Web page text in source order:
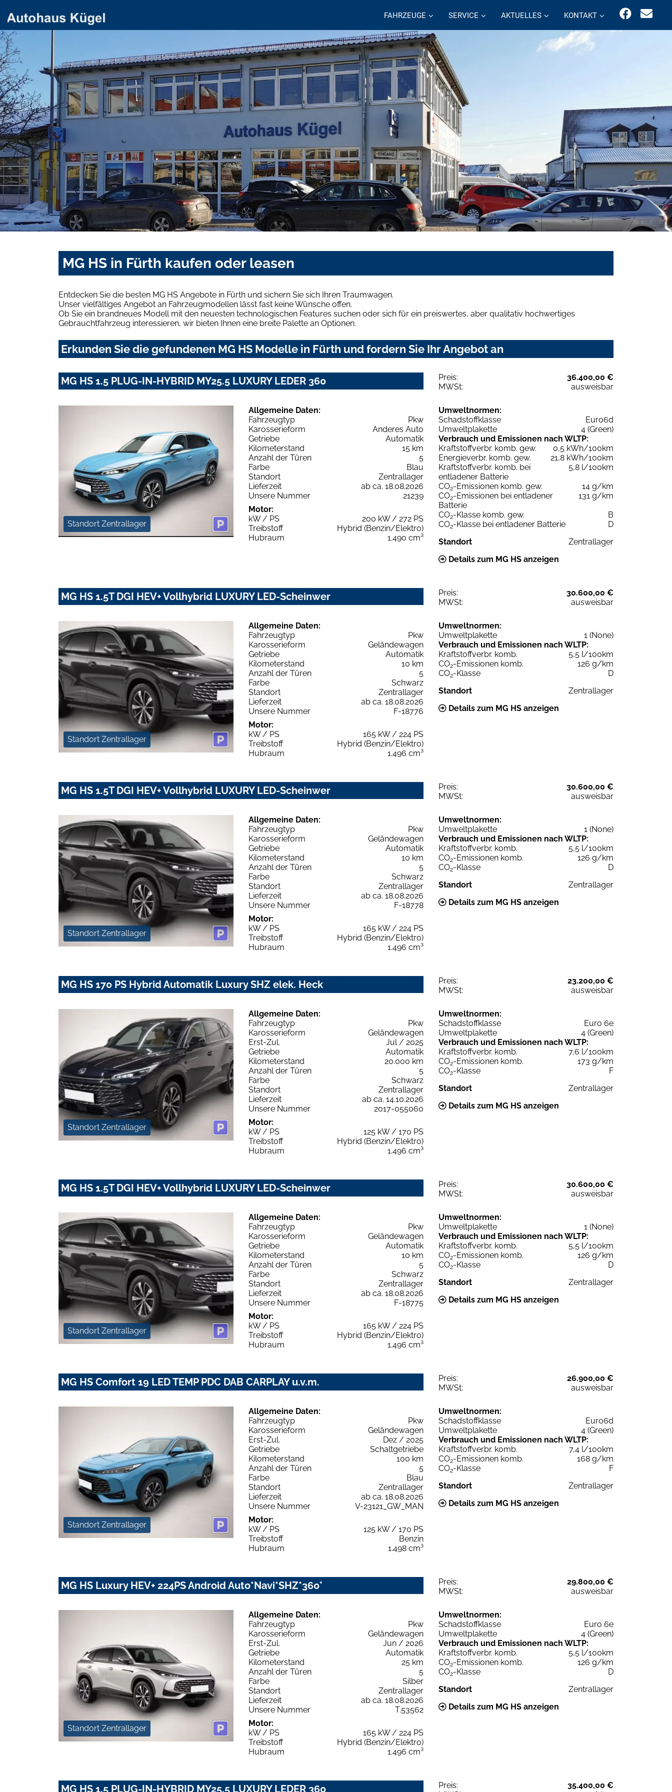
FAHRZEUGE SERVICE AKTUELLES KONTAKT
MG HS in Fürth kaufen oder leasen
Entdecken Sie die besten MG HS Angebote in Fürth und sichern Sie sich Ihren Traumwagen.
Unser vielfältiges Angebot an Fahrzeugmodellen lässt fast keine Wünsche offen.
Ob Sie ein brandneues Modell mit den neuesten technologischen Features suchen oder sich für ein preiswertes, aber qualitativ hochwertiges
Gebrauchtfahrzeug interessieren, wir bieten Ihnen eine breite Palette an Optionen.
Erkunden Sie die gefundenen MG HS Modelle in Fürth und fordern Sie Ihr Angebot an
MG HS 1.5 PLUG-IN-HYBRID MY25.5 LUXURY LEDER 360 Preis:
36.400,00 €
MWSt:
ausweisbar
Standort Zentrallager
Allgemeine Daten:
Fahrzeugtyp
Pkw
Karosserieform
Anderes Auto
Getriebe
Automatik
Kilometerstand
15 km
Anzahl der Türen
5
Farbe
Blau
Standort
Zentrallager
Lieferzeit
ab ca. 18.08.2026
Unsere Nummer
21239
Motor:
kW / PS
200 kW / 272 PS
Treibstoff
Hybrid (Benzin/Elektro)
Hubraum
1.490 cm³
Umweltnormen:
Schadstoffklasse
Euro6d
Umweltplakette
4 (Green)
Verbrauch und Emissionen nach WLTP:
Kraftstoffverbr. komb. gew.
0,5 kWh/100km
Energieverbr. komb. gew.
21,8 kWh/100km
Kraftstoffverbr. komb. bei
entladener Batterie
5,8 l/100km
CO2-Emissionen komb. gew.
14 g/km
CO2-Emissionen bei entladener
Batterie
131 g/km
CO2-Klasse komb. gew.
B
CO2-Klasse bei entladener Batterie
D
Standort
Zentrallager
Details zum MG HS anzeigen
MG HS 1.5T DGI HEV+ Vollhybrid LUXURY LED-Scheinwer Preis:
30.600,00 €
MWSt:
ausweisbar
Standort Zentrallager
Allgemeine Daten:
Fahrzeugtyp
Pkw
Karosserieform
Geländewagen
Getriebe
Automatik
Kilometerstand
10 km
Anzahl der Türen
5
Farbe
Schwarz
Standort
Zentrallager
Lieferzeit
ab ca. 18.08.2026
Unsere Nummer
F-18776
Motor:
kW / PS
165 kW / 224 PS
Treibstoff
Hybrid (Benzin/Elektro)
Hubraum
1.496 cm³
Umweltnormen:
Umweltplakette
1 (None)
Verbrauch und Emissionen nach WLTP:
Kraftstoffverbr. komb.
5,5 l/100km
CO2-Emissionen komb.
126 g/km
CO2-Klasse
D
Standort
Zentrallager
Details zum MG HS anzeigen
MG HS 1.5T DGI HEV+ Vollhybrid LUXURY LED-Scheinwer Preis:
30.600,00 €
MWSt:
ausweisbar
Standort Zentrallager
Allgemeine Daten:
Fahrzeugtyp
Pkw
Karosserieform
Geländewagen
Getriebe
Automatik
Kilometerstand
10 km
Anzahl der Türen
5
Farbe
Schwarz
Standort
Zentrallager
Lieferzeit
ab ca. 18.08.2026
Unsere Nummer
F-18778
Motor:
kW / PS
165 kW / 224 PS
Treibstoff
Hybrid (Benzin/Elektro)
Hubraum
1.496 cm³
Umweltnormen:
Umweltplakette
1 (None)
Verbrauch und Emissionen nach WLTP:
Kraftstoffverbr. komb.
5,5 l/100km
CO2-Emissionen komb.
126 g/km
CO2-Klasse
D
Standort
Zentrallager
Details zum MG HS anzeigen
MG HS 170 PS Hybrid Automatik Luxury SHZ elek. Heck Preis:
23.200,00 €
MWSt:
ausweisbar
Standort Zentrallager
Allgemeine Daten:
Fahrzeugtyp
Pkw
Karosserieform
Geländewagen
Erst-Zul.
Jul / 2025
Getriebe
Automatik
Kilometerstand
20.000 km
Anzahl der Türen
5
Farbe
Schwarz
Standort
Zentrallager
Lieferzeit
ab ca. 14.10.2026
Unsere Nummer
2017-055060
Motor:
kW / PS
125 kW / 170 PS
Treibstoff
Hybrid (Benzin/Elektro)
Hubraum
1.496 cm³
Umweltnormen:
Schadstoffklasse
Euro 6e
Umweltplakette
4 (Green)
Verbrauch und Emissionen nach WLTP:
Kraftstoffverbr. komb.
7,6 l/100km
CO2-Emissionen komb.
173 g/km
CO2-Klasse
F
Standort
Zentrallager
Details zum MG HS anzeigen
MG HS 1.5T DGI HEV+ Vollhybrid LUXURY LED-Scheinwer Preis:
30.600,00 €
MWSt:
ausweisbar
Standort Zentrallager
Allgemeine Daten:
Fahrzeugtyp
Pkw
Karosserieform
Geländewagen
Getriebe
Automatik
Kilometerstand
10 km
Anzahl der Türen
5
Farbe
Schwarz
Standort
Zentrallager
Lieferzeit
ab ca. 18.08.2026
Unsere Nummer
F-18775
Motor:
kW / PS
165 kW / 224 PS
Treibstoff
Hybrid (Benzin/Elektro)
Hubraum
1.496 cm³
Umweltnormen:
Umweltplakette
1 (None)
Verbrauch und Emissionen nach WLTP:
Kraftstoffverbr. komb.
5,5 l/100km
CO2-Emissionen komb.
126 g/km
CO2-Klasse
D
Standort
Zentrallager
Details zum MG HS anzeigen
MG HS Comfort 19 LED TEMP PDC DAB CARPLAY u.v.m. Preis:
26.900,00 €
MWSt:
ausweisbar
Standort Zentrallager
Allgemeine Daten:
Fahrzeugtyp
Pkw
Karosserieform
Geländewagen
Erst-Zul.
Dez / 2025
Getriebe
Schaltgetriebe
Kilometerstand
100 km
Anzahl der Türen
5
Farbe
Blau
Standort
Zentrallager
Lieferzeit
ab ca. 18.08.2026
Unsere Nummer
V-23121_GW_MAN
Motor:
kW / PS
125 kW / 170 PS
Treibstoff
Benzin
Hubraum
1.498 cm³
Umweltnormen:
Schadstoffklasse
Euro6d
Umweltplakette
4 (Green)
Verbrauch und Emissionen nach WLTP:
Kraftstoffverbr. komb.
7,4 l/100km
CO2-Emissionen komb.
168 g/km
CO2-Klasse
F
Standort
Zentrallager
Details zum MG HS anzeigen
MG HS Luxury HEV+ 224PS Android Auto*Navi*SHZ*360° Preis:
29.800,00 €
MWSt:
ausweisbar
Standort Zentrallager
Allgemeine Daten:
Fahrzeugtyp
Pkw
Karosserieform
Geländewagen
Erst-Zul.
Jun / 2026
Getriebe
Automatik
Kilometerstand
25 km
Anzahl der Türen
5
Farbe
Silber
Standort
Zentrallager
Lieferzeit
ab ca. 18.08.2026
Unsere Nummer
T.53562
Motor:
kW / PS
165 kW / 224 PS
Treibstoff
Hybrid (Benzin/Elektro)
Hubraum
1.496 cm³
Umweltnormen:
Schadstoffklasse
Euro 6e
Umweltplakette
4 (Green)
Verbrauch und Emissionen nach WLTP:
Kraftstoffverbr. komb.
5,5 l/100km
CO2-Emissionen komb.
126 g/km
CO2-Klasse
D
Standort
Zentrallager
Details zum MG HS anzeigen
MG HS 1.5 PLUG-IN-HYBRID MY25.5 LUXURY LEDER 360 Preis:
35.400,00 €